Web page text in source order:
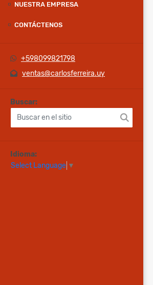
NUESTRA EMPRESA
CONTÁCTENOS
+598099821798
ventas@carlosferreira.uy
Buscar:
Idioma:
Select Language ▼